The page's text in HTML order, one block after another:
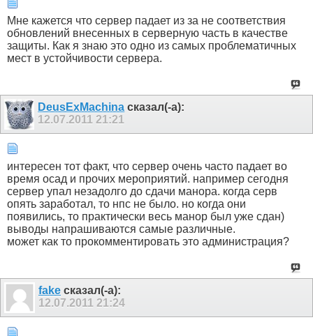
Мне кажется что сервер падает из за не соответствия
обновлений внесенных в серверную часть в качестве
защиты. Как я знаю это одно из самых проблематичных
мест в устойчивости сервера.
DeusExMachina сказал(-а):
12.07.201121:21
интересен тот факт, что сервер очень часто падает во
время осад и прочих мероприятий. например сегодня
сервер упал незадолго до сдачи манора. когда серв
опять заработал, то нпс не было. но когда они
появились, то практически весь манор был уже сдан)
выводы напрашиваются самые различные.
может как то прокомментировать это администрация?
fake сказал(-а):
12.07.2011 21:24